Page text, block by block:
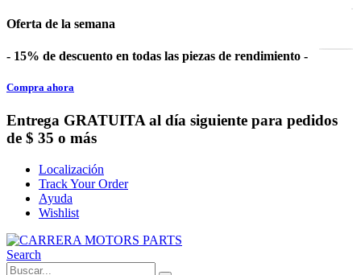
Oferta de la semana
- 15% de descuento en todas las piezas de rendimiento -
Compra ahora
Entrega GRATUITA al día siguiente para pedidos
de $ 35 o más
Localización
Track Your Order
Ayuda
Wishlist
Search